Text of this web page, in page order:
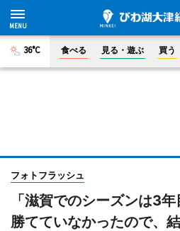
36°C 食べる 見る・遊ぶ 買う
フォトフラッシュ
「滋賀でのシーズンは3
勝てていなかったので、